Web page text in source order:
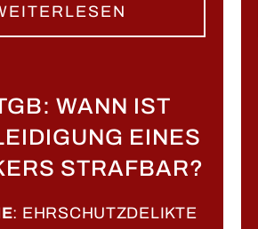
WANN IST
EINES
STRAFBAR?
: EHRSCHUTZDELIKTE